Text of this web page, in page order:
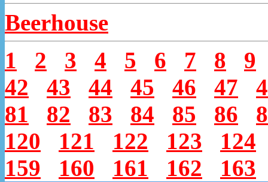
Beerhouse
1
2 3 4 5 6 7 8
9
42
43 44 45 46 47
81
82 83 84 85 86
120
121 122 123
124
159
160 161 162
163